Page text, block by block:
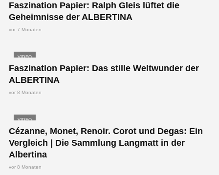
Faszination Papier: Ralph Gleis lüftet die
Geheimnisse der ALBERTINA
vor 7 Monaten
VIDEO
Faszination Papier: Das stille Weltwunder der
ALBERTINA
vor 8 Monaten
VIDEO
Cézanne, Monet, Renoir. Corot und Degas: Ein
Vergleich | Die Sammlung Langmatt in der
Albertina
vor 8 Monaten